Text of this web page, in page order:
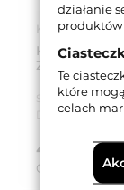
Kod produktu:
KOMPLET
ZERO
Seria produktu:
Dostępność:
43,05 zł
Cena za: kpl
działanie
produktów
Te
które
celach